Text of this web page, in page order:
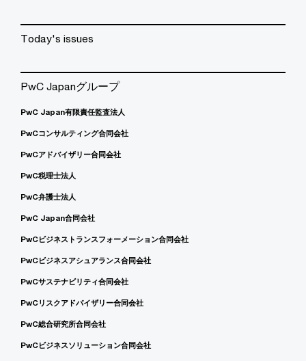
Today's issues
PwC Japanグループ
PwC Japan有限責任監査法人
PwCコンサルティング合同会社
PwCアドバイザリー合同会社
PwC税理士法人
PwC弁護士法人
PwC Japan合同会社
PwCビジネストランスフォーメーション合同会社
PwCビジネスアシュアランス合同会社
PwCサステナビリティ合同会社
PwCリスクアドバイザリー合同会社
PwC総合研究所合同会社
PwCビジネスソリューション合同会社